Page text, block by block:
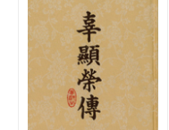
歷年活動
館藏查詢
台灣史料中心